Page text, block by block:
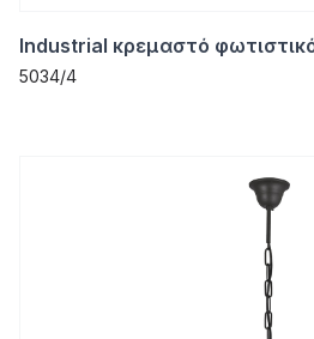
Industrial κρεμαστό
5034/4